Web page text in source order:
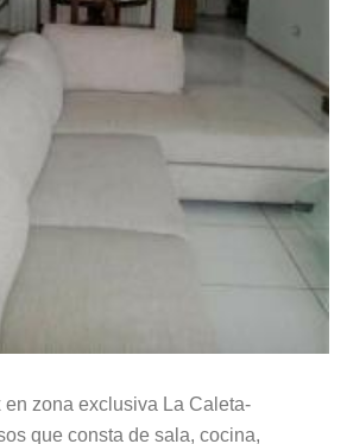
zona exclusiva La Caleta-
que consta de sala, cocina,